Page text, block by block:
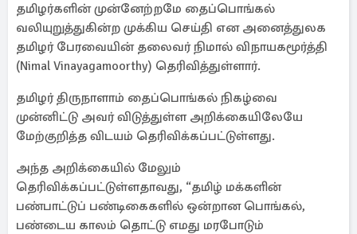
தமிழர்களின் முன்னேற்றமே தைப்பொங்கல்
வலியுறுத்துகின்ற முக்கிய செய்தி என அனைத்துலக
தமிழர் பேரவையின் தலைவர் நிமால் விநாயகமூர்த்தி
(Nimal Vinayagamoorthy) தெரிவித்துள்ளார்.
தமிழர் திருநாளாம் தைப்பொங்கல் நிகழ்வை
முன்னிட்டு அவர் விடுத்துள்ள அறிக்கையிலேயே
மேற்குறித்த விடயம் தெரிவிக்கப்பட்டுள்ளது.
அந்த அறிக்கையில் மேலும்
தெரிவிக்கப்பட்டுள்ளதாவது, “தமிழ் மக்களின்
பண்பாட்டுப் பண்டிகைகளில் ஒன்றான பொங்கல்,
பண்டைய காலம் தொட்டு எமது மரபோடும்